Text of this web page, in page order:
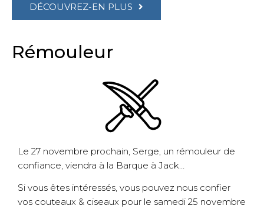
DÉCOUVREZ-EN PLUS
Rémouleur
Le 27 novembre prochain, Serge, un rémouleur de
confiance, viendra à la Barque à Jack…
Si vous êtes intéressés, vous pouvez nous confier
vos couteaux & ciseaux pour le samedi 25 novembre